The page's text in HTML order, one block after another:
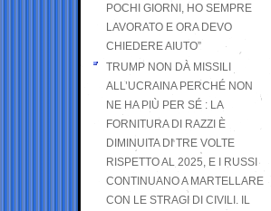
POCHI GIORNI, HO SEMPRE
LAVORATO E ORA DEVO
CHIEDERE AIUTO”
TRUMP NON DÀ MISSILI
ALL’UCRAINA PERCHÉ NON
NE HA PIÙ PER SÉ : LA
FORNITURA DI RAZZI È
DIMINUITA DI TRE VOLTE
RISPETTO AL 2025, E I RUSSI
CONTINUANO A MARTELLARE
CON LE STRAGI DI CIVILI. IL